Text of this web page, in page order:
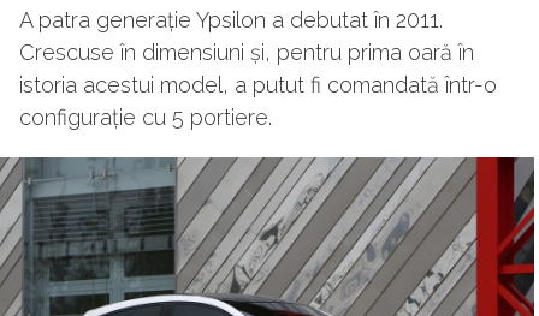
A patra generație Ypsilon a debutat în 2011.
Crescuse în dimensiuni și, pentru prima oară în
istoria acestui model, a putut fi comandată într-o
configurație cu 5 portiere.